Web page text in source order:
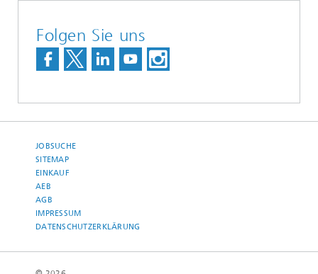
Folgen Sie uns
JOBSUCHE
SITEMAP
EINKAUF
AEB
AGB
IMPRESSUM
DATENSCHUTZERKLÄRUNG